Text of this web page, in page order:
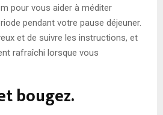
pour vous aider à méditer
pendant votre pause déjeuner.
et de suivre les instructions, et
rafraîchi lorsque vous
bougez.